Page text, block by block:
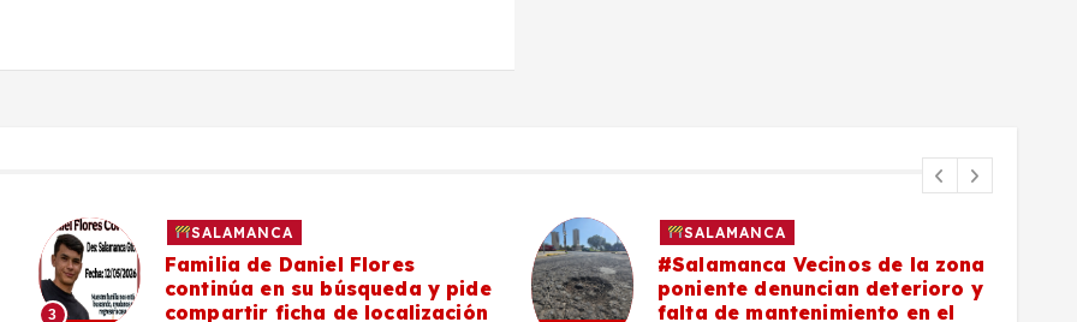
3
SALAMANCA
Familia de Daniel Flores
continúa en su búsqueda y pide
compartir ficha de localización
SALAMANCA
#Salamanca Vecinos de la zona
poniente denuncian deterioro y
falta de mantenimiento en el